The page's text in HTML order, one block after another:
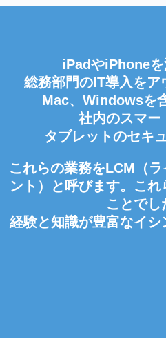
iPadやiPhoneを
総務部門のIT導入をア
Mac、Windowsを
社内のスマー
タブレットのセキ
これらの業務をLCM（
ント）と呼びます。こ
ことでし
経験と知識が豊富なイシ